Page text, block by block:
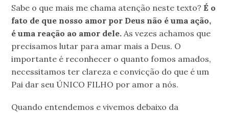
Sabe o que mais me chama atenção neste texto?É o
fato de que nosso amor por Deus não é uma ação,
é uma reação ao amor dele. As vezes achamos que
precisamos lutar para amar mais a Deus. O
importante é reconhecer o quanto fomos amados,
necessitamos ter clareza e convicção do que é um
Pai dar seu ÚNICO FILHO por amor a nós.
Quando entendemos e vivemos debaixo da